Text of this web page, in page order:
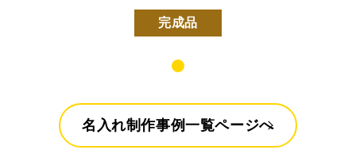
る
完成品
名入れ制作事例一覧ページへ